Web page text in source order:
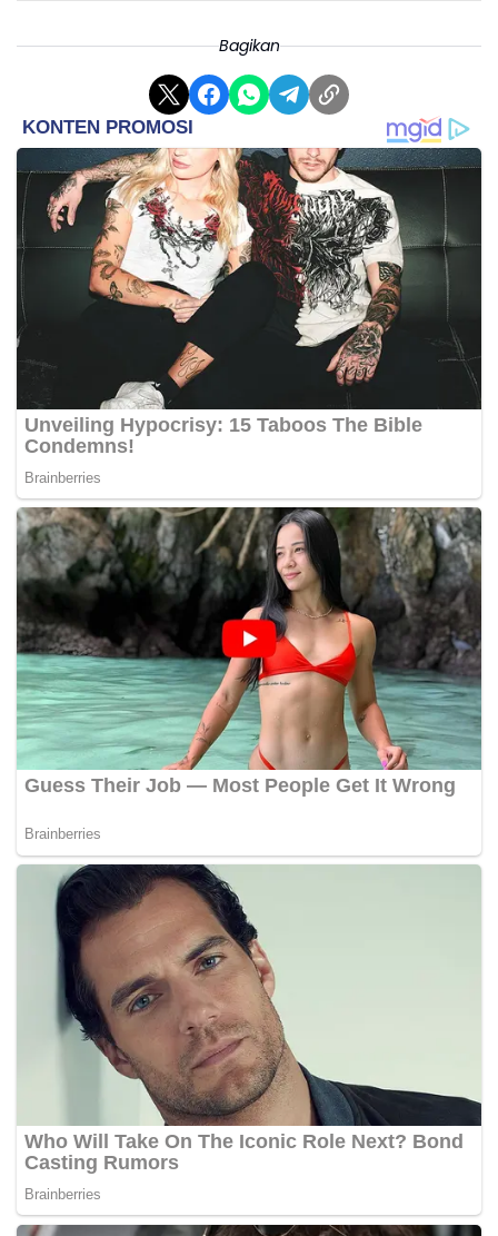
Sejak bergabung dengan Sporting, Gyokeres tidak pernah
mengecewakan penggemar.
Di musim berjalan, ia berhasil menyamakan jumlah gol dengan
musim sebelumnya, yakni mencetak 43 gol dalam 43
pertandingan.
Konsistensinya di lapangan menjadi bukti bahwa ia adalah salah
satu striker paling produktif di Eropa.
Setiap aksi dan kemampuannya dalam mengakhiri peluang selalu
mengundang decak kagum dari para pengamat sepak bola.
Kehadiran Al Qadsiah di dalam perebutan Gyokeres memberikan
Berbeda dengan metode pembayaran cicilan yang mungkin
ditawarkan klub-klub Eropa, Al Qadsiah memiliki keunggulan
finansial untuk memberikan pembayaran di muka dalam jumlah
besar.
Hal ini tentunya membuat negosiasi menjadi lebih kompleks.
Meskipun Gyokeres dikabarkan ingin tetap berkarir di Eropa,
menggoyahkan niat tersebut.
Di tengah gejolak pasar transfer musim panas ini, keputusan akhir
tentang masa depan Viktor Gyokeres masih menjadi tanda tanya
Bagi para penggemar dan pengamat sepak bola, drama transfer ini
tentunya menjadi salah satu topik hangat yang wajib diikuti.(*)
Bagikan